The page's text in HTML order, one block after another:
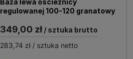
Baza lewa ościeżnicy
regulowanej 100-120 granatowy
349,00 zł / sztuka brutto
283,74 zł / sztuka netto